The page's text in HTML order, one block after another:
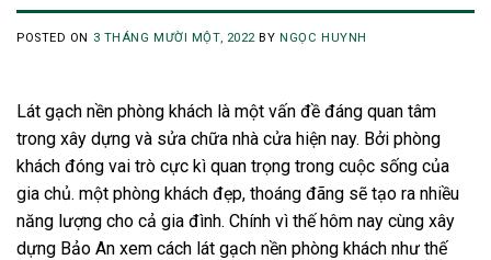
POSTED ON 3 THÁNG MƯỜI MỘT, 2022 BYNGỌC HUYNH
Lát gạch nền phòng khách là một vấn đề đáng quan tâm
trong xây dựng và sửa chữa nhà cửa hiện nay. Bởi phòng
khách đóng vai trò cực kì quan trọng trong cuộc sống của
gia chủ. một phòng khách đẹp, thoáng đãng sẽ tạo ra nhiều
năng lượng cho cả gia đình. Chính vì thế hôm nay cùng xây
dựng Bảo An xem cách lát gạch nền phòng khách như thế